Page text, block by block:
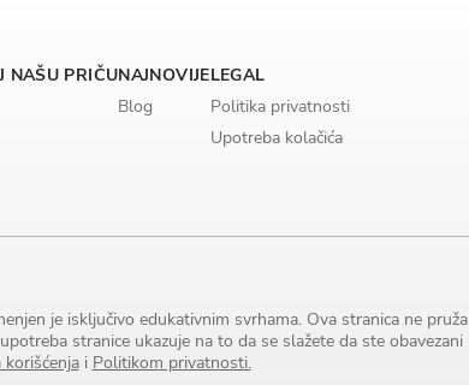
NAŠU PRIČUNAJNOVIJE
Blog
LEGAL
Politika privatnosti
Upotreba kolačića
je isključivo edukativnim svrhama. Ova stranica ne pruža
stranice ukazuje na to da se slažete da ste obavezani
i Politikom privatnosti.